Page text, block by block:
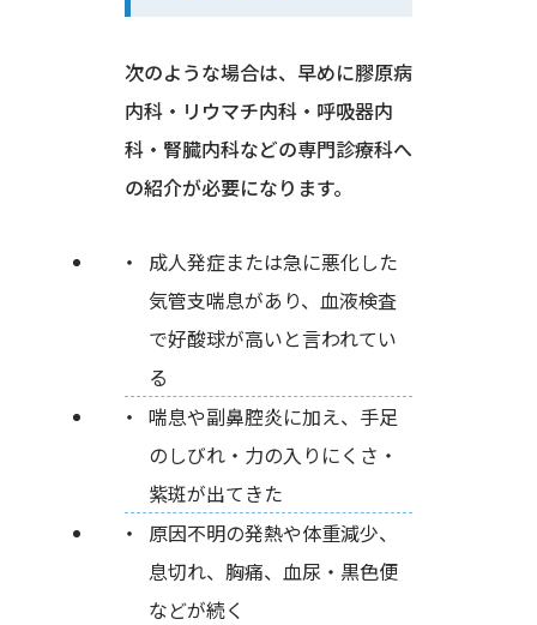
次のような場合は、早めに膠原病
内科・リウマチ内科・呼吸器内
科・腎臓内科などの専門診療科へ
の紹介が必要になります。
成人発症または急に悪化した
気管支喘息があり、血液検査
で好酸球が高いと言われてい
る
喘息や副鼻腔炎に加え、手足
のしびれ・力の入りにくさ・
紫斑が出てきた
原因不明の発熱や体重減少、
息切れ、胸痛、血尿・黒色便
などが続く